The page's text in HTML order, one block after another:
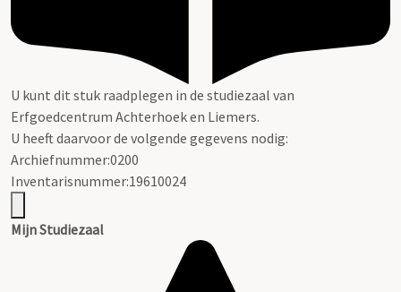
U kunt dit stuk raadplegen in de studiezaal van
Erfgoedcentrum Achterhoek en Liemers.
U heeft daarvoor de volgende gegevens nodig:
Archiefnummer:0200
Inventarisnummer:19610024
Mijn Studiezaal